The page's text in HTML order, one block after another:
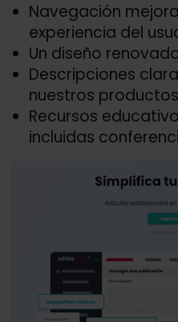
Navegación
experiencia del
Un diseño
Descripciones
nuestros
Recursos
incluidas